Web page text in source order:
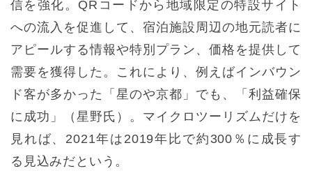
信を強化。QRコードから地域限定の特設サイト
への流入を促進して、宿泊施設周辺の地元読者に
アピールする情報や特別プラン、価格を提供して
需要を獲得した。これにより、例えばインバウン
ド客が多かった「星のや京都」でも、「利益確保
に成功」（星野氏）。マイクロツーリズムだけを
見れば、2021年は2019年比で約300％に成長す
る見込みだという。